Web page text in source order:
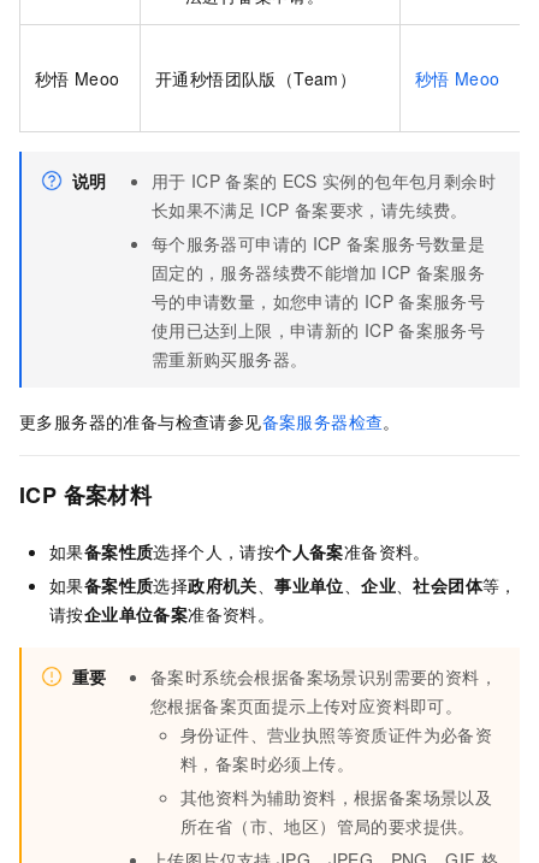
秒悟 Meoo 开通秒悟团队版（Team） 秒悟 Meoo
说明 用于 ICP 备案的 ECS 实例的包年包月剩余时
长如果不满足 ICP 备案要求，请先续费。
每个服务器可申请的 ICP 备案服务号数量是
固定的，服务器续费不能增加 ICP 备案服务
号的申请数量，如您申请的 ICP 备案服务号
使用已达到上限，申请新的 ICP 备案服务号
需重新购买服务器。
更多服务器的准备与检查请参见备案服务器检查。
ICP 备案材料
如果备案性质选择个人，请按个人备案准备资料。
如果备案性质选择政府机关 、事业单位 、企业 、社会团体等，
请按企业单位备案准备资料。
重要
备案时系统会根据备案场景识别需要的资料，
您根据备案页面提示上传对应资料即可。
身份证件、营业执照等资质证件为必备资
料，备案时必须上传。
其他资料为辅助资料，根据备案场景以及
所在省（市、地区）管局的要求提供。